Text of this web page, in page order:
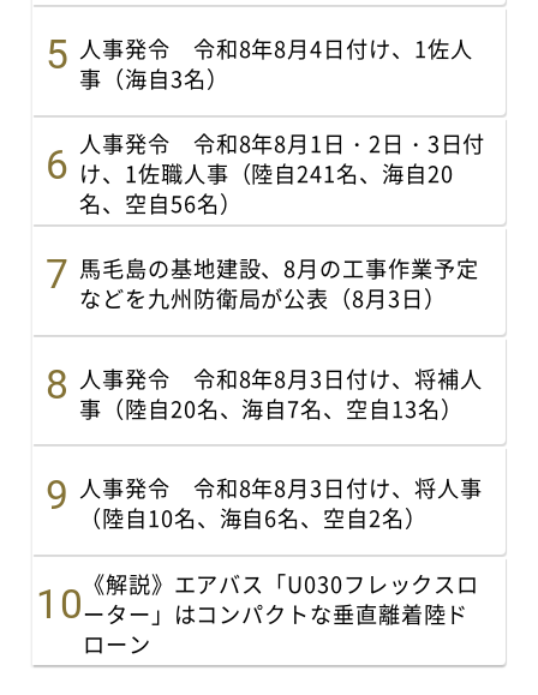
人事発令 令和8年8月4日付け、1佐人
事（海自3名）
人事発令 令和8年8月1日・2日・3日付
け、1佐職人事（陸自241名、海自20
名、空自56名）
馬毛島の基地建設、8月の工事作業予定
などを九州防衛局が公表（8月3日）
人事発令 令和8年8月3日付け、将補人
事（陸自20名、海自7名、空自13名）
人事発令 令和8年8月3日付け、将人事
（陸自10名、海自6名、空自2名）
《解説》エアバス「U030フレックスロ
ーター」はコンパクトな垂直離着陸ド
ローン